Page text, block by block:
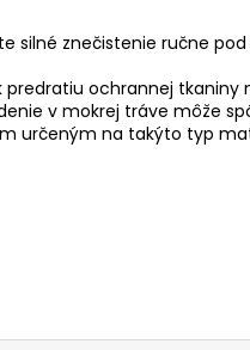
silné znečistenie ručne
ochrannej tkaniny
v mokrej tráve môže
určeným na takýto typ